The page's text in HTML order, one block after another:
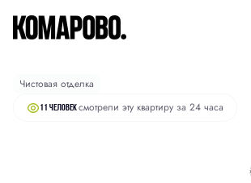
Студия30.5 м2
Чистовая отделка
11 человексмотрели эту квартиру за 24 часа